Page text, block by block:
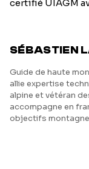
SÉBASTIEN
Guide de haute
allie expertise
alpine et vétéran
accompagne en
objectifs